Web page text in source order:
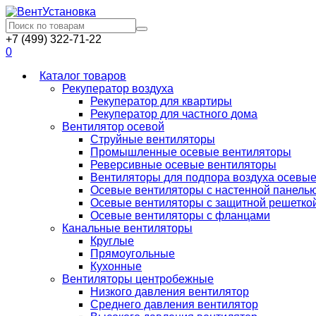
+7 (499) 322-71-22
0
Каталог товаров
Рекуператор воздуха
Рекуператор для квартиры
Рекуператор для частного дома
Вентилятор осевой
Струйные вентиляторы
Промышленные осевые вентиляторы
Реверсивные осевые вентиляторы
Вентиляторы для подпора воздуха осевые
Осевые вентиляторы с настенной
Осевые вентиляторы с защитной
Осевые вентиляторы с фланцами
Канальные вентиляторы
Круглые
Прямоугольные
Кухонные
Вентиляторы центробежные
Низкого давления вентилятор
Среднего давления вентилятор